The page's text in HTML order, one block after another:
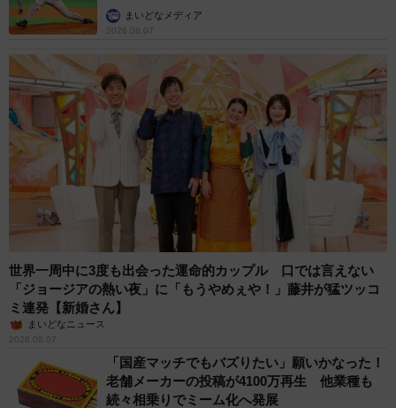
か」まいどなメディア
2026.08.07
世界一周中に3度も出会った運命的カップル 口では言えない
「ジョージアの熱い夜」に「もうやめぇや！」藤井が猛ツッコ
ミ連発【新婚さん】
まいどなニュース
2026.08.07
「国産マッチでもバズりたい」願いかなった！
老舗メーカーの投稿が4100万再生 他業種も
続々相乗りでミーム化へ発展